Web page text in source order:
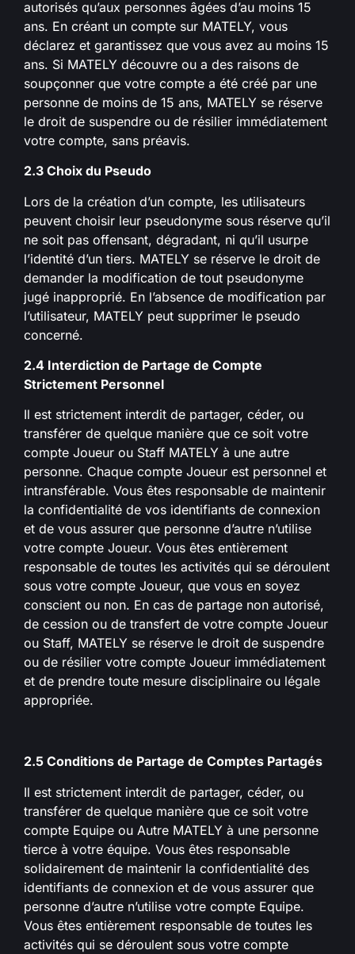
autorisés qu’aux personnes âgées d’au moins 15
ans. En créant un compte sur MATELY, vous
déclarez et garantissez que vous avez au moins 15
ans. Si MATELY découvre ou a des raisons de
soupçonner que votre compte a été créé par une
personne de moins de 15 ans, MATELY se réserve
le droit de suspendre ou de résilier immédiatement
votre compte, sans préavis.
2.3 Choix du Pseudo
Lors de la création d’un compte, les utilisateurs
peuvent choisir leur pseudonyme sous réserve qu’il
ne soit pas offensant, dégradant, ni qu’il usurpe
l’identité d’un tiers. MATELY se réserve le droit de
demander la modification de tout pseudonyme
jugé inapproprié. En l’absence de modification par
l’utilisateur, MATELY peut supprimer le pseudo
concerné.
2.4 Interdiction de Partage de Compte
Strictement Personnel
Il est strictement interdit de partager, céder, ou
transférer de quelque manière que ce soit votre
compte Joueur ou Staff MATELY à une autre
personne. Chaque compte Joueur est personnel et
intransférable. Vous êtes responsable de maintenir
la confidentialité de vos identifiants de connexion
et de vous assurer que personne d’autre n’utilise
votre compte Joueur. Vous êtes entièrement
responsable de toutes les activités qui se déroulent
sous votre compte Joueur, que vous en soyez
conscient ou non. En cas de partage non autorisé,
de cession ou de transfert de votre compte Joueur
ou Staff, MATELY se réserve le droit de suspendre
ou de résilier votre compte Joueur immédiatement
et de prendre toute mesure disciplinaire ou légale
appropriée.
2.5 Conditions de Partage de Comptes Partagés
Il est strictement interdit de partager, céder, ou
transférer de quelque manière que ce soit votre
compte Equipe ou Autre MATELY à une personne
tierce à votre équipe. Vous êtes responsable
solidairement de maintenir la confidentialité des
identifiants de connexion et de vous assurer que
personne d’autre n’utilise votre compte Equipe.
Vous êtes entièrement responsable de toutes les
activités qui se déroulent sous votre compte